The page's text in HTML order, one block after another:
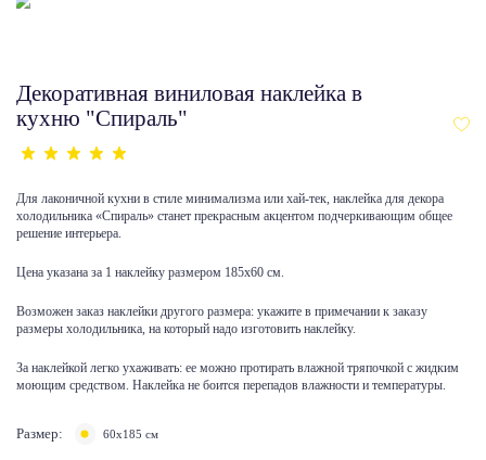
Декоративная виниловая наклейка в
кухню "Спираль"
Для лаконичной кухни в стиле минимализма или хай-тек, наклейка для декора
холодильника «Спираль» станет прекрасным акцентом подчеркивающим общее
решение интерьера.
Цена указана за 1 наклейку размером 185х60 см.
Возможен заказ наклейки другого размера: укажите в примечании к заказу
размеры холодильника, на который надо изготовить наклейку.
За наклейкой легко ухаживать: ее можно протирать влажной тряпочкой с жидким
моющим средством. Наклейка не боится перепадов влажности и температуры.
Размер: 60x185 см